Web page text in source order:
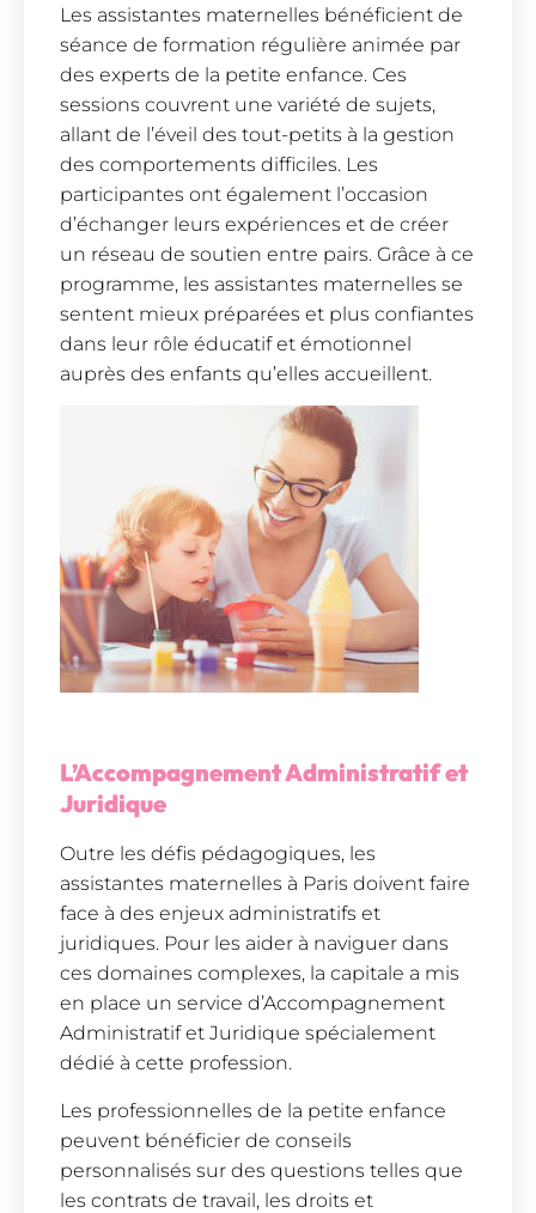
Les assistantes maternelles bénéficient de
séance de formation régulière animée par
des experts de la petite enfance. Ces
sessions couvrent une variété de sujets,
allant de l’éveil des tout-petits à la gestion
des comportements difficiles. Les
participantes ont également l’occasion
d’échanger leurs expériences et de créer
un réseau de soutien entre pairs. Grâce à ce
programme, les assistantes maternelles se
sentent mieux préparées et plus confiantes
dans leur rôle éducatif et émotionnel
auprès des enfants qu’elles accueillent.
L’Accompagnement Administratif et
Juridique
Outre les défis pédagogiques, les
assistantes maternelles à Paris doivent faire
face à des enjeux administratifs et
juridiques. Pour les aider à naviguer dans
ces domaines complexes, la capitale a mis
en place un service d’Accompagnement
Administratif et Juridique spécialement
dédié à cette profession.
Les professionnelles de la petite enfance
peuvent bénéficier de conseils
personnalisés sur des questions telles que
les contrats de travail, les droits et